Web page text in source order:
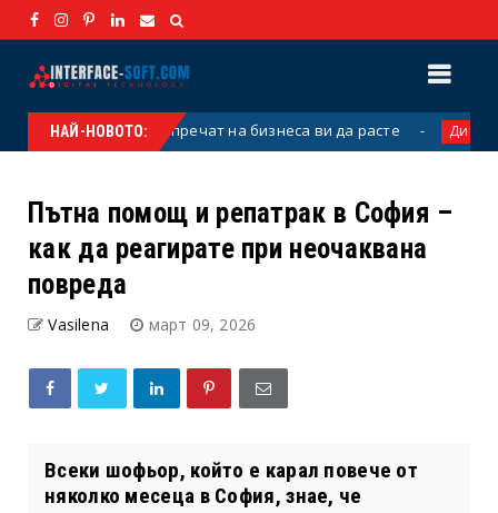
НАЙ-НОВОТО:
грешки, които пречат на бизнеса ви да расте Дивани
Пътна помощ и репатрак в София –
как да реагирате при неочаквана
повреда
Vasilena март 09, 2026
Всеки шофьор, който е карал повече от
няколко месеца в София, знае, че